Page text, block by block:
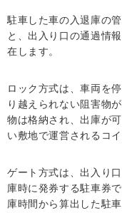
駐車した車の入退庫の
と、出入り口の通過情
在します。
ロック方式は、車両を
り越えられない阻害物
物は格納され、出庫が
い敷地で運営されるコ
ゲート方式は、出入り
庫時に発券する駐車券
庫時間から算出した駐